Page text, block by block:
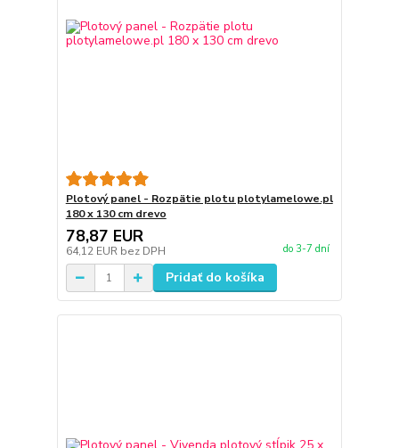
Plotový panel - Rozpätie plotu plotylamelowe.pl
180 x 130 cm drevo
78,87 EUR
64,12 EUR bez DPH do 3-7 dní
Pridať do košíka